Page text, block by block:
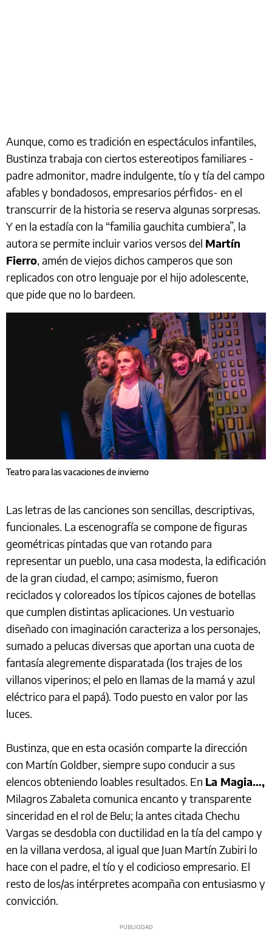
Aunque, como es tradición en espectáculos infantiles,
Bustinza trabaja con ciertos estereotipos familiares -
padre admonitor, madre indulgente, tío y tía del campo
afables y bondadosos, empresarios pérfidos- en el
transcurrir de la historia se reserva algunas sorpresas.
Y en la estadía con la “familia gauchita cumbiera”, la
autora se permite incluir varios versos del Martín
Fierro, amén de viejos dichos camperos que son
replicados con otro lenguaje por el hijo adolescente,
que pide que no lo bardeen.
Teatro para las vacaciones de invierno
Las letras de las canciones son sencillas, descriptivas,
funcionales. La escenografía se compone de figuras
geométricas pintadas que van rotando para
representar un pueblo, una casa modesta, la edificación
de la gran ciudad, el campo; asimismo, fueron
reciclados y coloreados los típicos cajones de botellas
que cumplen distintas aplicaciones. Un vestuario
diseñado con imaginación caracteriza a los personajes,
sumado a pelucas diversas que aportan una cuota de
fantasía alegremente disparatada (los trajes de los
villanos viperinos; el pelo en llamas de la mamá y azul
eléctrico para el papá). Todo puesto en valor por las
luces.
Bustinza, que en esta ocasión comparte la dirección
con Martín Goldber, siempre supo conducir a sus
elencos obteniendo loables resultados. En La Magia…,
Milagros Zabaleta comunica encanto y transparente
sinceridad en el rol de Belu; la antes citada Chechu
Vargas se desdobla con ductilidad en la tía del campo y
en la villana verdosa, al igual que Juan Martín Zubiri lo
hace con el padre, el tío y el codicioso empresario. El
resto de los/as intérpretes acompaña con entusiasmo y
convicción.